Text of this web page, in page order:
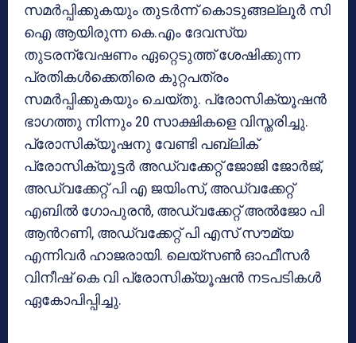
സമർപ്പിക്കുകയും തുടർന്ന് കൊടുങ്ങല്ലൂർ സി
ഐ ആയിരുന്ന കെ.എം ദേവസ്യ
തുടരന്വേഷണം ഏറ്റെടുത്ത് ശേഷിക്കുന്ന
പ്രതികൾക്കെതിരെ കുറ്റപത്രം
സമർപ്പിക്കുകയും ചെയ്തു. പ്രോസിക്യൂഷൻ
ഭാഗത്തു നിന്നും 20 സാക്ഷികളെ വിസ്തരിച്ചു.
പ്രോസിക്യൂഷനു വേണ്ടി പബ്ലിക്
പ്രോസിക്യൂട്ടർ അഡ്വക്കേറ്റ് ജോജി ജോർജ്,
അഡ്വക്കേറ്റ് പി എ ജയിംസ്, അഡ്വക്കേറ്റ്
എബിൽ ഗോപുരൻ, അഡ്വക്കേറ്റ് അൽജോ പി
ആൻറണി, അഡ്വക്കേറ്റ് പി എസ് സൗമ്യ
എന്നിവർ ഹാജരായി. ലെയ്‌സൺ ഓഫീസർ
വിനീഷ് കെ വി പ്രോസിക്യൂഷൻ നടപടികൾ
ഏകോപിപ്പിച്ചു.